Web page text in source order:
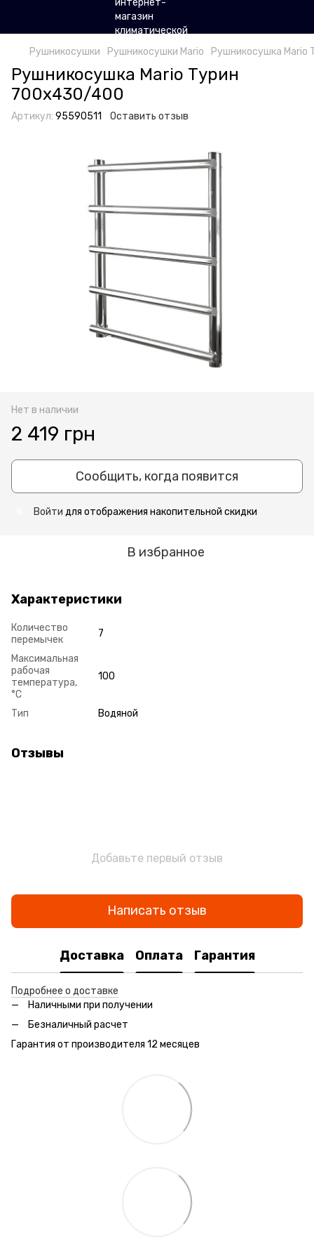
Рушникосушки Рушникосушки Mario Рушникосушка
Рушникосушка Mario Турин
700х430/400
Артикул: 95590511 Оставить отзыв
Нет в наличии
2 419 грн
Сообщить, когда появится
Войти для отображения накопительной скидки
В избранное
Характеристики
Количество
перемычек
7
Максимальная
рабочая
температура,
°С
100
Тип Водяной
Отзывы
Добавьте первый отзыв
Написать отзыв
Доставка Оплата Гарантия
Подробнее о доставке
Наличными при получении
Безналичный расчет
Гарантия от производителя 12 месяцев